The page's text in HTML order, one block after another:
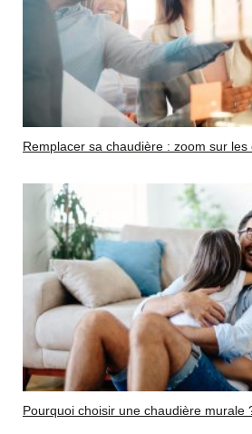
Remplacer sa chaudière : zoom sur les
Pourquoi choisir une chaudière murale